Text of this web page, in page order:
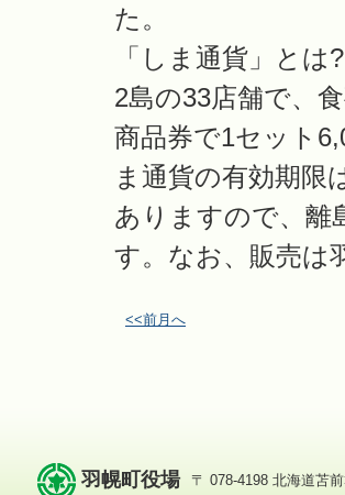
た。
「しま通貨」とは
2島の33店舗で、
商品券で1セット
ま通貨の有効期限
ありますので、離
す。なお、販売は
<<前月へ
羽幌町役場
〒 078-4198 北海道苫